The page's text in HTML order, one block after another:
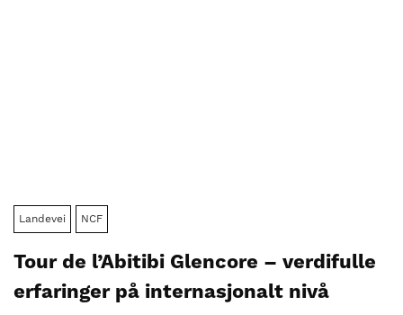
Landevei NCF
Tour de l’Abitibi Glencore – verdifulle
erfaringer på internasjonalt nivå